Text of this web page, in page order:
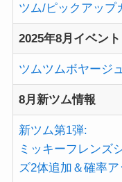
ツム/ピックアップ
2025年8月イベント
ツムツムボヤージュ
8月新ツム情報
新ツム第1弾:
ミッキーフレンズ
ズ2体追加＆確率